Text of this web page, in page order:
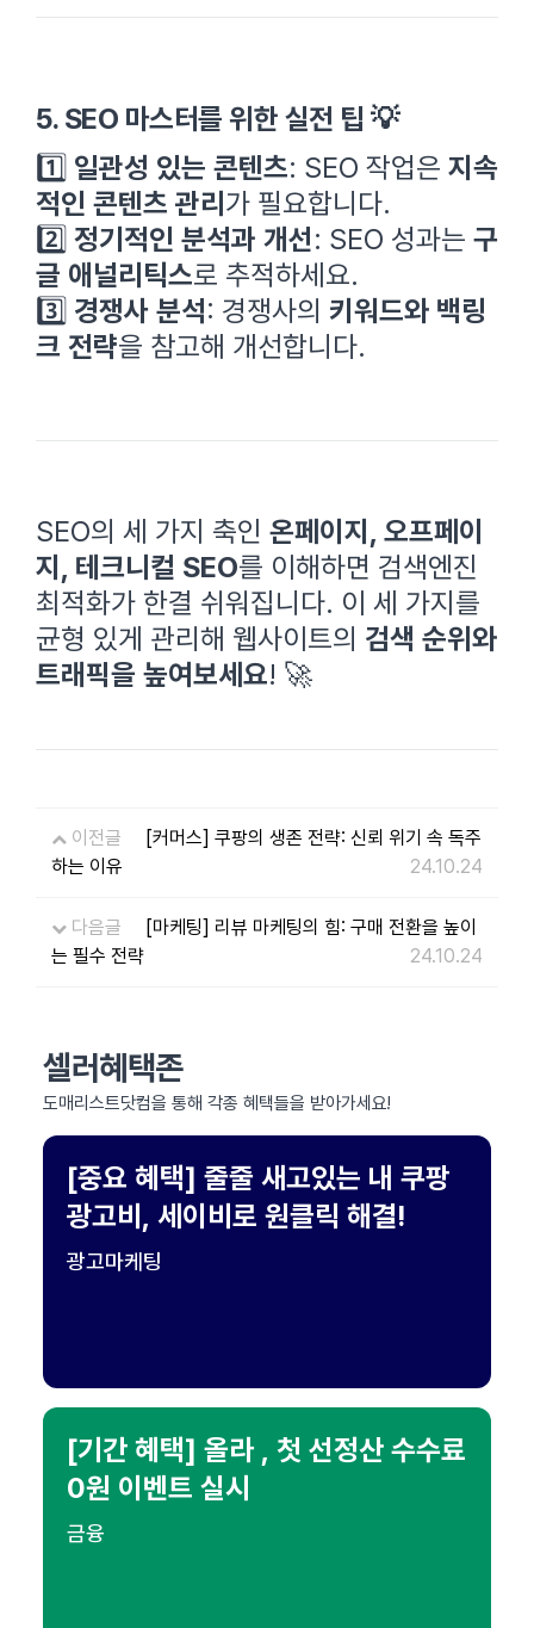
5. SEO 마스터를 위한 실전 팁 💡
1️⃣ 일관성 있는 콘텐츠: SEO 작업은 지속
적인 콘텐츠 관리 가 필요합니다.
2️⃣ 정기적인 분석과 개선: SEO 성과는 구
글 애널리틱스로 추적하세요.
3️⃣ 경쟁사 분석: 경쟁사의 키워드와 백링
크 전략을 참고해 개선합니다.
SEO의 세 가지 축인 온페이지, 오프페이
지, 테크니컬 SEO를 이해하면 검색엔진
최적화가 한결 쉬워집니다. 이 세 가지를
균형 있게 관리해 웹사이트의 검색 순위와
트래픽을 높여보세요! 🚀
이전글
[커머스] 쿠팡의 생존 전략: 신뢰 위기 속 독주
하는 이유
24.10.24
다음글
[마케팅] 리뷰 마케팅의 힘: 구매 전환을 높이
는 필수 전략
24.10.24
셀러혜택존
도매리스트닷컴을 통해 각종 혜택들을 받아가세요!
[중요 혜택] 줄줄 새고있는 내 쿠팡
광고비, 세이비로 원클릭 해결!
광고마케팅
[기간 혜택] 올라 , 첫 선정산 수수료
0원 이벤트 실시
금융